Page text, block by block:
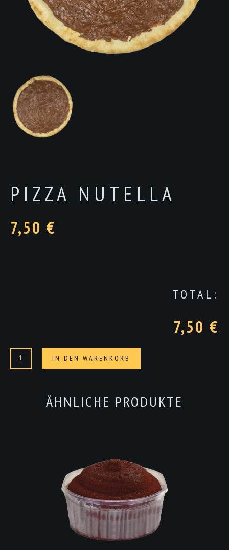
PIZZA NUTELLA
7,50 €
TOTAL:
7,50 €
Pizza
Nutella
IN DEN WARENKORB
ÄHNLICHE PRODUKTE